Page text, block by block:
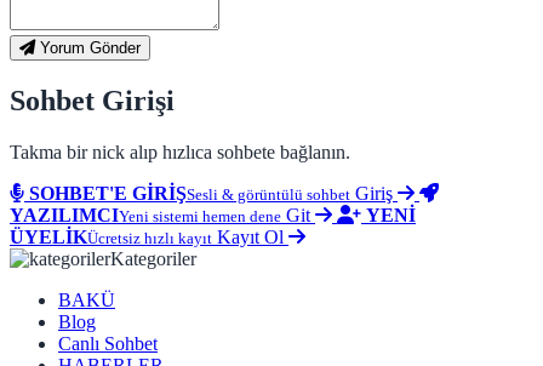
Yorum Gönder
Sohbet Girişi
Takma bir nick alıp hızlıca sohbete bağlanın.
SOHBET'E GİRİŞSesli & görüntülü sohbet Giriş
YAZILIMCIYeni sistemi hemen dene Git
YENİ
ÜYELİKÜcretsiz hızlı kayıt Kayıt Ol
Kategoriler
BAKÜ
Blog
Canlı Sohbet